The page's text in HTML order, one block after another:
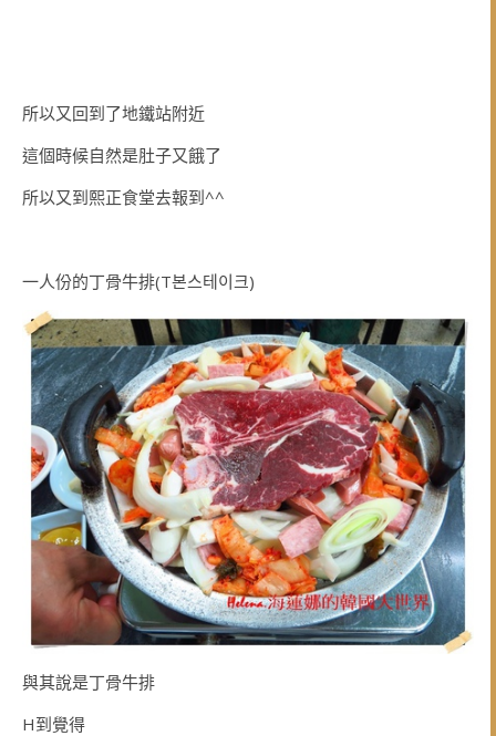
所以又回到了地鐵站附近
這個時候自然是肚子又餓了
所以又到熙正食堂去報到^^
一人份的丁骨牛排(T본스테이크)
與其說是丁骨牛排
H到覺得